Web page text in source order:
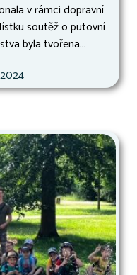
v rámci dopravní
soutěž o putovní
byla tvořena...